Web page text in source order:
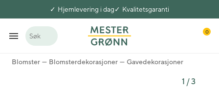
Hjemlevering i dag Kvalitetsgaranti
Søk
0
Blomster Blomsterdekorasjoner Gavedekorasjoner
1 /3